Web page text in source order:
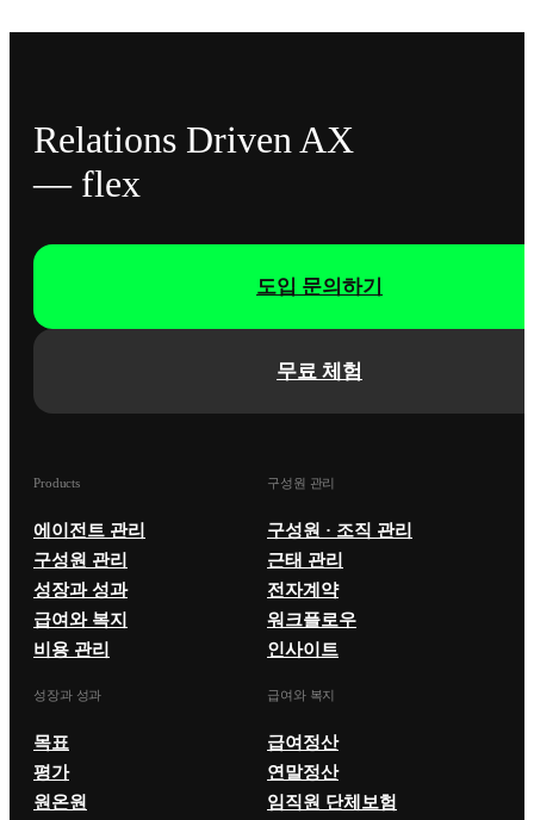
Relations Driven AX
— flex
무료 체험
도입 문의하기
Products
에이전트 관리
구성원 관리
성장과 성과
급여와 복지
비용 관리
구성원 관리
구성원 · 조직 관리
근태 관리
전자계약
워크플로우
인사이트
성장과 성과
목표
평가
원온원
급여와 복지
급여정산
연말정산
임직원 단체보험